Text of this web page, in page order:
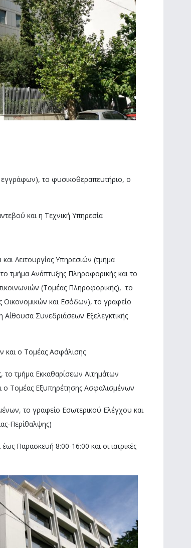
το φυσικοθεραπευτήριο, ο
και η Τεχνική Υπηρεσία
Λειτουργίας Υπηρεσιών (τμήμα
τμήμα Ανάπτυξης Πληροφορικής και το
(Τομέας Πληροφορικής), το
και Εσόδων), το γραφείο
Αίθουσα Συνεδριάσεων Εξελεγκτικής
ο Τομέας Ασφάλισης
τμήμα Εκκαθαρίσεων Αιτημάτων
ο Τομέας Εξυπηρέτησης Ασφαλισμένων
το γραφείο Εσωτερικού Ελέγχου και
Περίθαλψης)
Παρασκευή 8:00-16:00 και οι ιατρικές